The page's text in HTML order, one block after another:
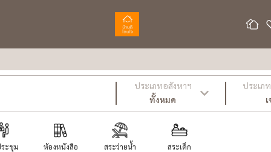
ประเภทอสังหาฯ
ทั้งหมด
ประเภ
ะชุม ห้องหนังสือ สระว่ายน้ำ สระเด็ก